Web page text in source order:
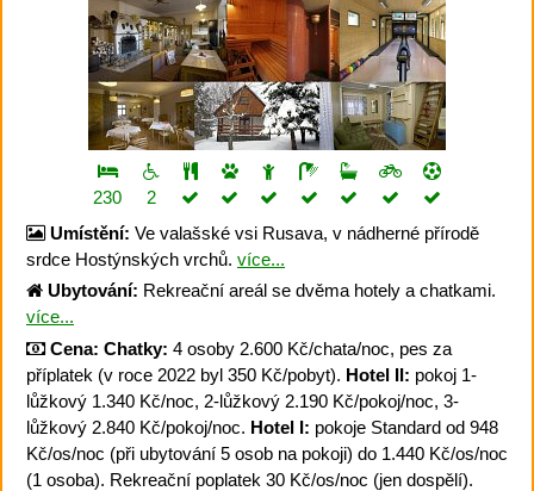
230
2
Umístění: Ve valašské vsi Rusava, v nádherné přírodě
srdce Hostýnských vrchů. více...
Ubytování: Rekreační areál se dvěma hotely a chatkami.
více...
Cena: Chatky: 4 osoby 2.600 Kč/chata/noc, pes za
příplatek (v roce 2022 byl 350 Kč/pobyt). Hotel II: pokoj 1-
lůžkový 1.340 Kč/noc, 2-lůžkový 2.190 Kč/pokoj/noc, 3-
lůžkový 2.840 Kč/pokoj/noc. Hotel I: pokoje Standard od 948
Kč/os/noc (při ubytování 5 osob na pokoji) do 1.440 Kč/os/noc
(1 osoba). Rekreační poplatek 30 Kč/os/noc (jen dospělí).